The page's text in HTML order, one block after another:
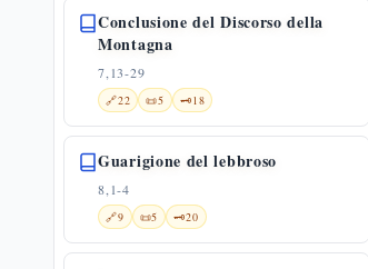
Conclusione del Discorso della
Montagna
7,13-29
🔗22 📜5 🗝️18
Guarigione del lebbroso
8,1-4
🔗9 📜5 🗝️20